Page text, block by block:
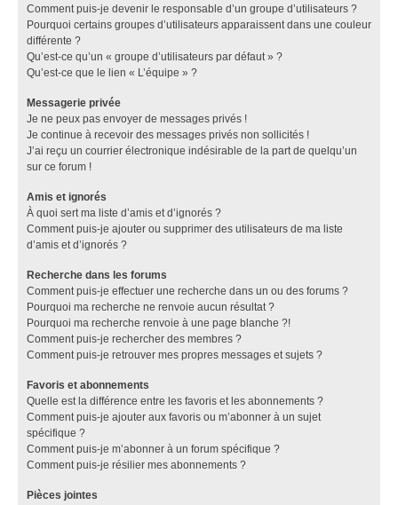
Comment puis-je devenir le responsable d’un groupe d’utilisateurs ?
Pourquoi certains groupes d’utilisateurs apparaissent dans une couleur
différente ?
Qu’est-ce qu’un « groupe d’utilisateurs par défaut » ?
Qu’est-ce que le lien « L’équipe » ?
Messagerie privée
Je ne peux pas envoyer de messages privés !
Je continue à recevoir des messages privés non sollicités !
J’ai reçu un courrier électronique indésirable de la part de quelqu’un
sur ce forum !
Amis et ignorés
À quoi sert ma liste d’amis et d’ignorés ?
Comment puis-je ajouter ou supprimer des utilisateurs de ma liste
d’amis et d’ignorés ?
Recherche dans les forums
Comment puis-je effectuer une recherche dans un ou des forums ?
Pourquoi ma recherche ne renvoie aucun résultat ?
Pourquoi ma recherche renvoie à une page blanche ?!
Comment puis-je rechercher des membres ?
Comment puis-je retrouver mes propres messages et sujets ?
Favoris et abonnements
Quelle est la différence entre les favoris et les abonnements ?
Comment puis-je ajouter aux favoris ou m’abonner à un sujet
spécifique ?
Comment puis-je m’abonner à un forum spécifique ?
Comment puis-je résilier mes abonnements ?
Pièces jointes